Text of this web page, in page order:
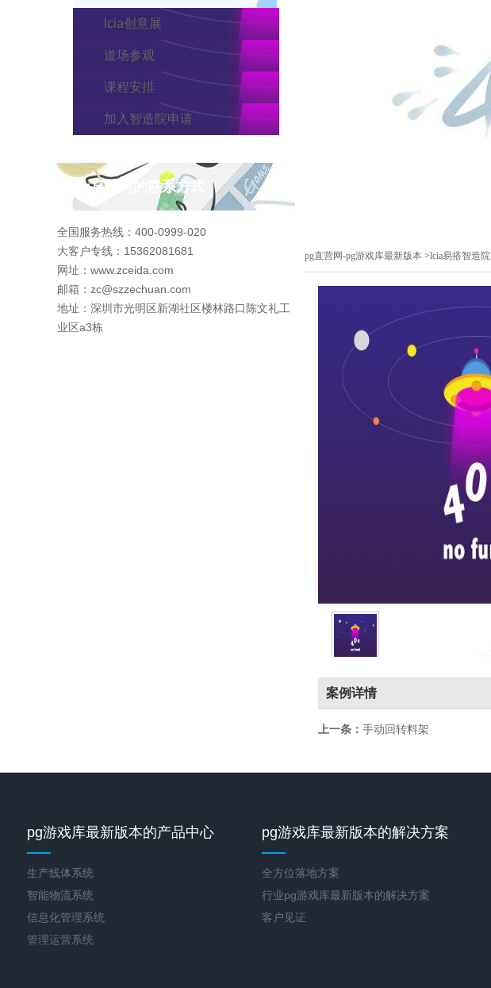
lcia创意展
道场参观
课程安排
加入智造院申请
pg直营网的联系方式
全国服务热线：400-0999-020
大客户专线：15362081681
网址：www.zceida.com
邮箱： zc@szzechuan.com
地址：深圳市光明区新湖社区楼林路口陈文礼工
业区a3栋
pg直营网-pg游戏库最新版本 >lcia易搭智造院
案例详情
上一条：手动回转料架
pg游戏库最新版本的产品中心
生产线体系统
智能物流系统
信息化管理系统
管理运营系统
pg游戏库最新版本的解决方案
全方位落地方案
行业pg游戏库最新版本的解决方案
客户见证